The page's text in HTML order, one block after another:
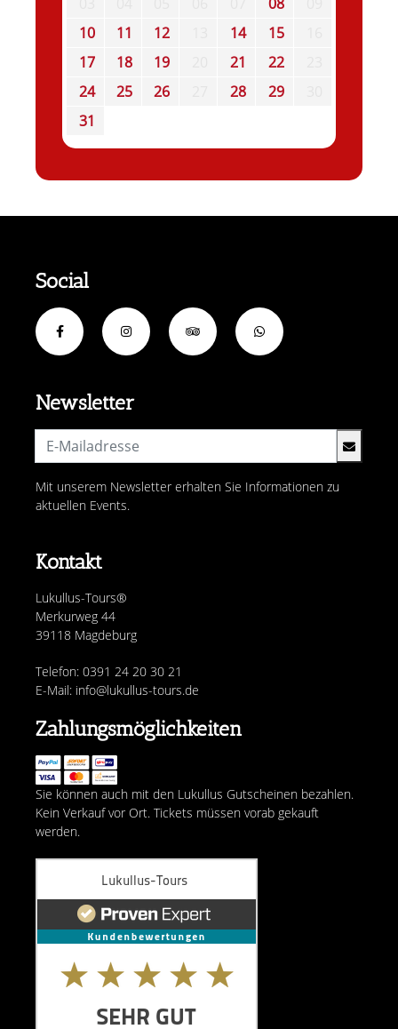
10
11 12 14 15
17
18 19 21 22
24
25 26 28 29
31
Kontakt
Lukullus-Tours®
Merkurweg 44
39118 Magdeburg
Telefon: 0391 24 20 30 21
E-Mail: info@lukullus-tours.de
Newsletter
Mit unserem Newsletter erhalten Sie Informationen zu
aktuellen Events.
Social
Zahlungsmöglichkeiten
Sie können auch mit den Lukullus Gutscheinen bezahlen.
Kein Verkauf vor Ort. Tickets müssen vorab gekauft
werden.